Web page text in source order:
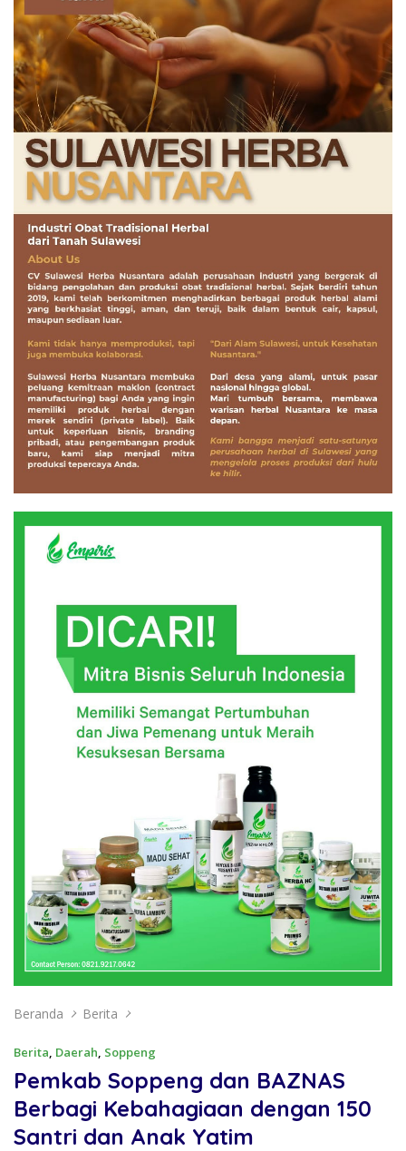
Beranda Berita
Berita, Daerah, Soppeng
Pemkab Soppeng dan BAZNAS
Berbagi Kebahagiaan dengan 150
Santri dan Anak Yatim